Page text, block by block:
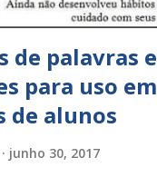
de palavras e
para uso em
de alunos
junho 30, 2017